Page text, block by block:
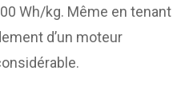
Wh/kg. Même en tenant
d’un moteur